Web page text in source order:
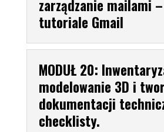
zarządzanie mailami –
tutoriale Gmail
MODUŁ 20:
modelowanie 3D i
dokumentacji
checklisty.